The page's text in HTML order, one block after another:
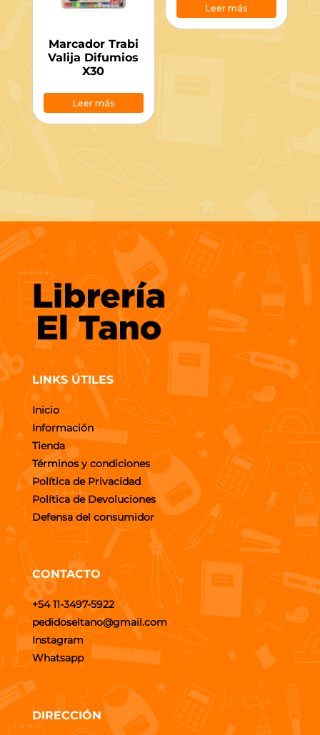
Marcador Trabi
Valija Difumios
X30
Leer más
Leer más
LINKS ÚTILES
Inicio
Información
Tienda
Términos y condiciones
Política de Privacidad
Política de Devoluciones
Defensa del consumidor
CONTACTO
+54 11-3497-5922
pedidoseltano@gmail.com
Instagram
Whatsapp
DIRECCIÓN